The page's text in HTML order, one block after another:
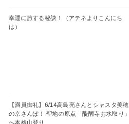
幸運に旅する秘訣！（アテネよりこんにち
は）
【満員御礼】6/14高島亮さんとシャスタ美穂
の京さんぽ！ 聖地の原点「醍醐寺お水取り」
へ本格山登り